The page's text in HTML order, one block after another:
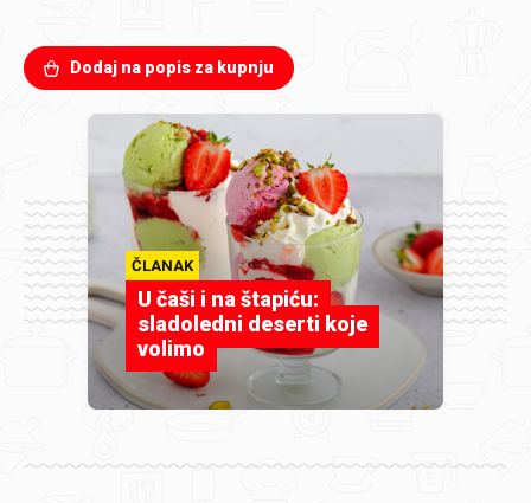
Dodaj na popis za kupnju
ČLANAK
U čaši i na štapiću:
sladoledni deserti koje
volimo